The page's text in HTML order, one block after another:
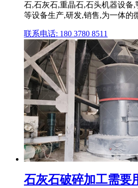
石,石灰石,重晶石,石头机器设备
等设备生产,研发,销售,为一体的
联系电话: 180 3780 8511
石灰石破碎加工需要